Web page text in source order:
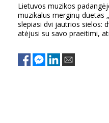
Lietuvos muzikos
muzikalus merginų duetas
slepiasi dvi jautrios sielos:
atėjusi su savo praeitimi,